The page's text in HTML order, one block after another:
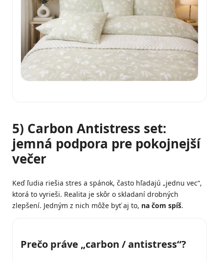
5) Carbon Antistress set:
jemná podpora pre pokojnejší
večer
Keď ľudia riešia stres a spánok, často hľadajú „jednu vec“,
ktorá to vyrieši. Realita je skôr o skladaní drobných
zlepšení. Jedným z nich môže byť aj to, na čom spíš.
Prečo práve „carbon / antistress“?